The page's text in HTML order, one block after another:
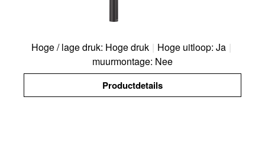
Hoge / lage druk: Hoge druk | Hoge uitloop: Ja |
muurmontage: Nee
Productdetails